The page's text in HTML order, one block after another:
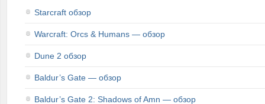
Starcraft обзор
Warcraft: Orcs & Humans — обзор
Dune 2 обзор
Baldur’s Gate — обзор
Baldur’s Gate 2: Shadows of Amn — обзор